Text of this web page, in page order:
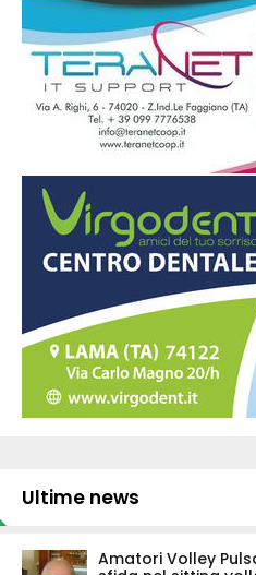
Ultime news
Amatori Volley